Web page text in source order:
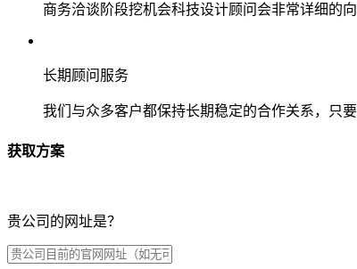
商务洽谈阶段挖机会科技设计顾问会非常详细的
长期顾问服务
我们与众多客户都保持长期稳定的合作关系，只
获取方案
贵公司的网址是？